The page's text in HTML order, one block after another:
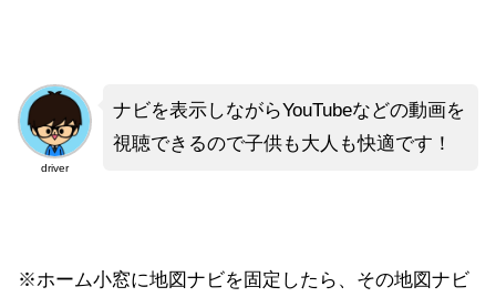
driver
ナビを表示しながらYouTubeなどの動画を
視聴できるので子供も大人も快適です！
※ホーム小窓に地図ナビを固定したら、その地図ナビ